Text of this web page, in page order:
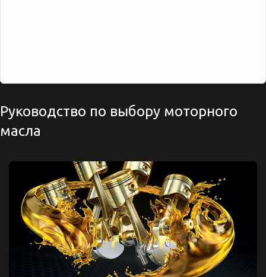
Руководство по выбору моторного
масла